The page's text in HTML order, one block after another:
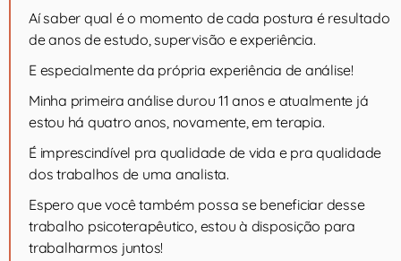
Aí saber qual é o momento de cada postura é resultado
de anos de estudo, supervisão e experiência.
E especialmente da própria experiência de análise!
Minha primeira análise durou 11 anos e atualmente já
estou há quatro anos, novamente, em terapia.
É imprescindível pra qualidade de vida e pra qualidade
dos trabalhos de uma analista.
Espero que você também possa se beneficiar desse
trabalho psicoterapêutico, estou à disposição para
trabalharmos juntos!